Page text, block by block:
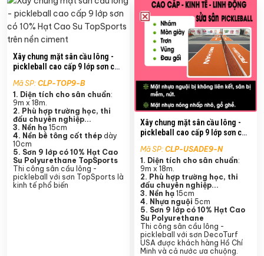
Xây chung mặt sân cầu lông -
pickleball cao cấp 9 lớp sơn có
nền ciment
Mã SP: CLP-TOP9-B
1. Diện tích cho sân chuẩn:
9m x 18m.
2. Phù hợp trường học, thi
đấu chuyên nghiệp...
3. Nền hạ 15cm
4. Nền bê tông cốt thép dày
10cm
5. Sơn 9 lớp có 10% Hạt Cao
Su Polyurethane TopSports
Thi công sân cầu lông -
pickleball với sơn TopSports là
kinh tế phổ biến
Xây chung mặt sân cầu lông -
pickleball cao cấp 9 lớp sơn có
trên nền nhựa
Mã SP: CLP-USADE9-N
1. Diện tích cho sân chuẩn:
9m x 18m.
2. Phù hợp trường học, thi
đấu chuyên nghiệp...
3. Nền hạ 15cm
4. Nhựa nguội 5cm
5. Sơn 9 lớp có 10% Hạt Cao
Su Polyurethane
Thi công sân cầu lông -
pickleball với sơn DecoTurf
USA được khách hàng Hồ Chí
Minh và cả nước ưa chuộng.